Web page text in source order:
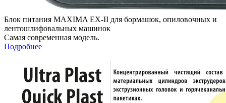
Блок питания MAXIMA EX-II для бормашок, опиловочных и
лентошлифовальных машинок
Самая современная модель.
Подробнее